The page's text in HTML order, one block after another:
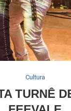
Cultura
TURNÊ